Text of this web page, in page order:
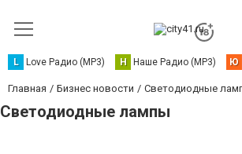
L Love Радио (MP3) Н Наше Радио (MP3) Ю
Главная Бизнес новости Светодиодные
Светодиодные лампы